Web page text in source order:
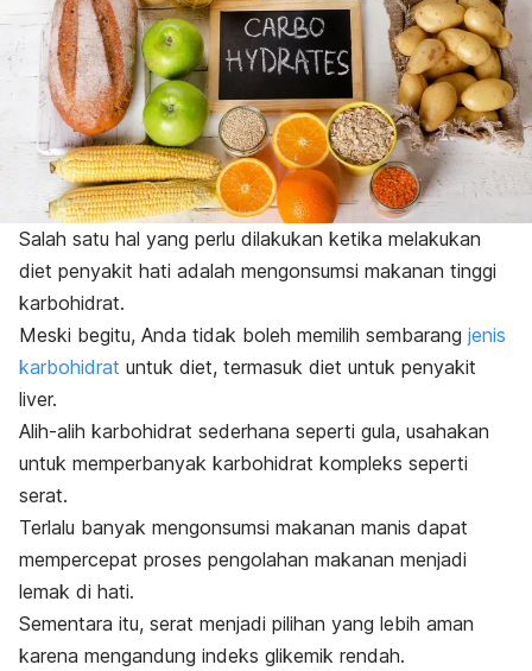
Salah satu hal yang perlu dilakukan ketika melakukan
diet penyakit hati adalah mengonsumsi makanan tinggi
karbohidrat.
Meski begitu, Anda tidak boleh memilih sembarang jenis
karbohidrat untuk diet, termasuk diet untuk penyakit
liver.
Alih-alih karbohidrat sederhana seperti gula, usahakan
untuk memperbanyak karbohidrat kompleks seperti
serat.
Terlalu banyak mengonsumsi makanan manis dapat
mempercepat proses pengolahan makanan menjadi
lemak di hati.
Sementara itu, serat menjadi pilihan yang lebih aman
karena mengandung indeks glikemik rendah.